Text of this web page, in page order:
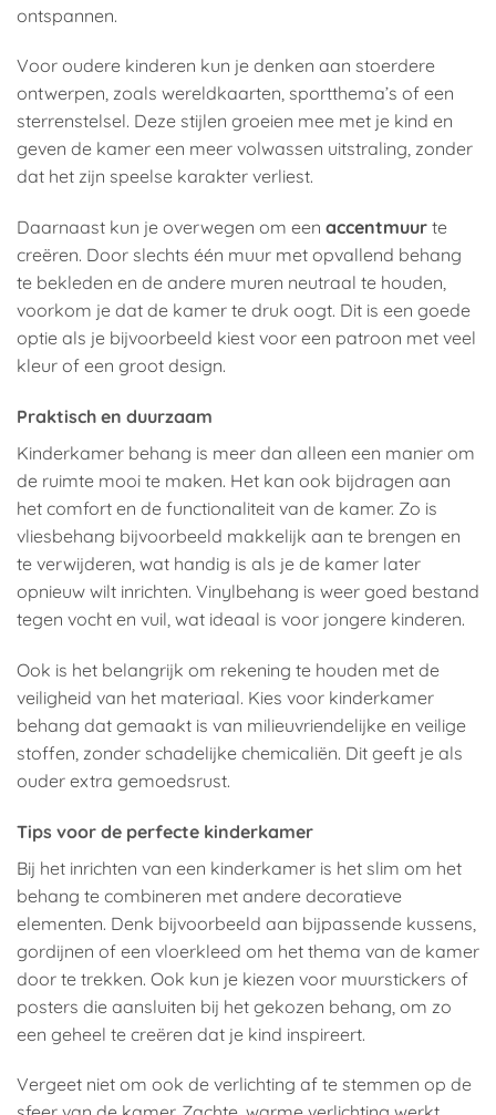
ontspannen.
Voor oudere kinderen kun je denken aan stoerdere
ontwerpen, zoals wereldkaarten, sportthema’s of een
sterrenstelsel. Deze stijlen groeien mee met je kind en
geven de kamer een meer volwassen uitstraling, zonder
dat het zijn speelse karakter verliest.
Daarnaast kun je overwegen om een accentmuur te
creëren. Door slechts één muur met opvallend behang
te bekleden en de andere muren neutraal te houden,
voorkom je dat de kamer te druk oogt. Dit is een goede
optie als je bijvoorbeeld kiest voor een patroon met veel
kleur of een groot design.
Praktisch en duurzaam
Kinderkamer behang is meer dan alleen een manier om
de ruimte mooi te maken. Het kan ook bijdragen aan
het comfort en de functionaliteit van de kamer. Zo is
vliesbehang bijvoorbeeld makkelijk aan te brengen en
te verwijderen, wat handig is als je de kamer later
opnieuw wilt inrichten. Vinylbehang is weer goed bestand
tegen vocht en vuil, wat ideaal is voor jongere kinderen.
Ook is het belangrijk om rekening te houden met de
veiligheid van het materiaal. Kies voor kinderkamer
behang dat gemaakt is van milieuvriendelijke en veilige
stoffen, zonder schadelijke chemicaliën. Dit geeft je als
ouder extra gemoedsrust.
Tips voor de perfecte kinderkamer
Bij het inrichten van een kinderkamer is het slim om het
behang te combineren met andere decoratieve
elementen. Denk bijvoorbeeld aan bijpassende kussens,
gordijnen of een vloerkleed om het thema van de kamer
door te trekken. Ook kun je kiezen voor muurstickers of
posters die aansluiten bij het gekozen behang, om zo
een geheel te creëren dat je kind inspireert.
Vergeet niet om ook de verlichting af te stemmen op de